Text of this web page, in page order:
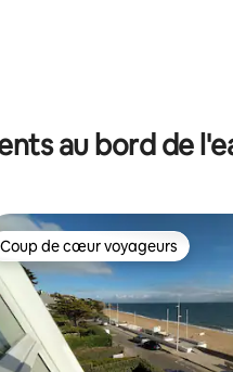
sur la base de 12
au bord de
Coup de cœur voyageurs
Coup de cœur voyageurs